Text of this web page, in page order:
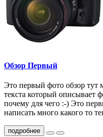
Обзор Первый
Это первый фото обзор тут
текста который описывает
почему для чего :-) Это
написать много какого то
подробнее